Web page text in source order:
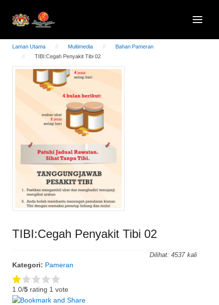
Laman Utama Multimedia
Bahan Pameran
TIBI:Cegah Penyakit Tibi 02
TIBI:Cegah Penyakit Tibi 02
Dilihat: 4537
Kategori: Pameran
1.0/5 rating 1 vote